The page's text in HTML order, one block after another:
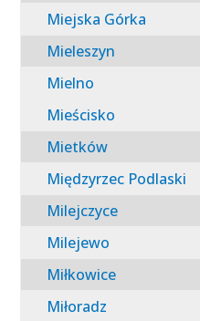
Miejska Górka
Mieleszyn
Mielno
Mieścisko
Mietków
Międzyrzec Podlaski
Milejczyce
Milejewo
Miłkowice
Miłoradz